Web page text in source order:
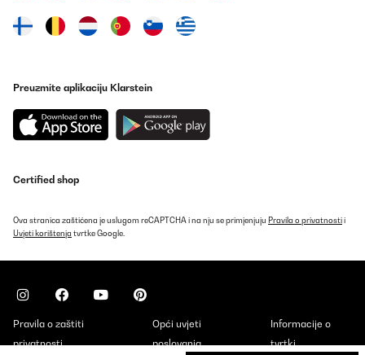
Preuzmite aplikaciju Klarstein
Certified shop
Ova stranica zaštićena je uslugom reCAPTCHA i na nju se primjenjuju Pravila o privatnostii
Uvjeti korištenja tvrtke Google.
Pravila o zaštiti
privatnosti
Opći uvjeti
poslovanja
Informacije o
tvrtki